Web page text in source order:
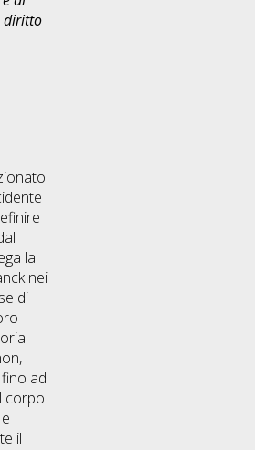
diritto
la
nei
di
ad
corpo
il